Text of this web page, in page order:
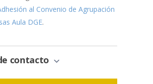
al Convenio de Agrupación
Aula DGE.
contacto